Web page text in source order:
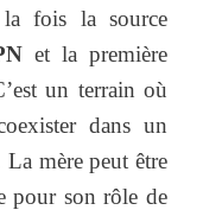
fois la source
et la première
un terrain où
dans un
mère peut être
pour son rôle de